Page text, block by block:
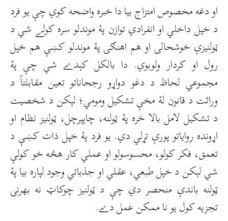
او دغه مخصوص امتزاج بيا دا خبره واضحه کوي چې يو فرد
د خپل داخلي او انفرادي توازن پۀ موندلو سره کولے شي د
ټولنيزې خوشحالۍ او هم اهنګۍ پۀ موندلو کښې هم خپل
رول او کردار ولوبوي. دا بالکل کېدے شي چې پۀ
مجموعي لحاظ د دغو دواړو رجحاناتو تعين مقابلتاً د
وراثت د قانون لۀ مخې تشکيل ومومي؛ لېکن د شخصيت
د تشکيل لامل بالا خره پۀ ټولنه، چاپېرچل، ټولنيز نظام او
اړونده رواياتو پورې تړلي دي. يو فرد پۀ خپل ذات کښې د
تعمق، فکر کولو، محسوسولو او عملي کار هڅه خو کولې
شي لېکن د خپل طبعي، عقلي او جذباتي وجود لپاره بيا پۀ
ټولنه باندې منحصر دي چې د ټولنيز چوکاټ نه بهرنۍ
تجزيه کول يو نا ممکن عمل دے.